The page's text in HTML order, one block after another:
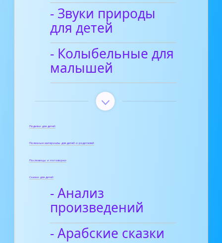
- Звуки природы
для детей
- Колыбельные для
малышей
Поделки для детей
Полезные материалы для детей и родителей
Пословицы и поговорки
Сказки для детей
- Анализ
произведений
- Арабские сказки